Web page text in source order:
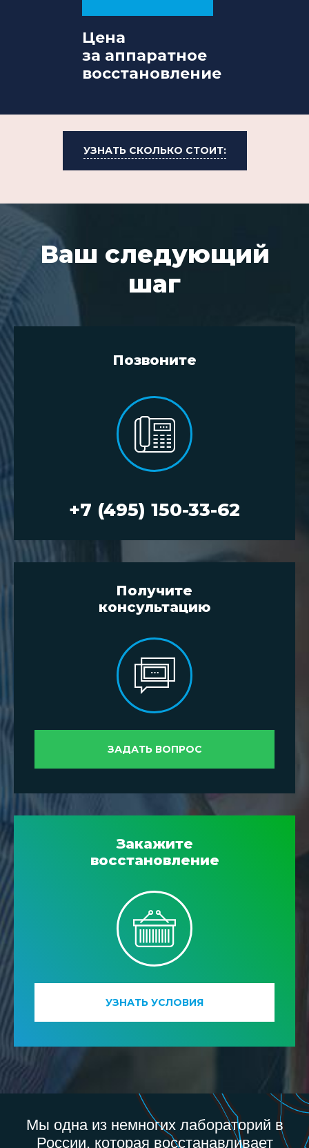
Цена
за аппаратное
восстановление
УЗНАТЬ СКОЛЬКО СТОИТ:
Ваш следующий
шаг
Позвоните
+7 (495) 150-33-62
Получите
консультацию
ЗАДАТЬ ВОПРОС
Закажите
восстановление
УЗНАТЬ УСЛОВИЯ
Мы одна из немногих лабораторий в
России, которая восстанавливает